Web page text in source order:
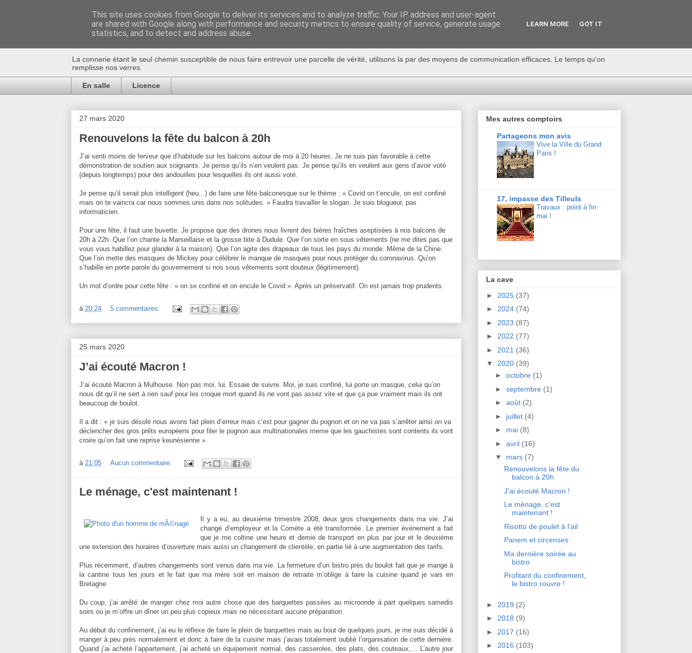
Au bistro !
La connerie étant le seul chemin susceptible de nous faire entrevoir une parcelle de vérité, utilisons la par des moyens de communication efficaces. Le temps qu'on
remplisse nos verres.
En salle Licence
27 mars 2020
Renouvelons la fête du balcon à 20h
J’ai senti moins de ferveur que d’habitude sur les balcons autour de moi à 20 heures. Je ne suis pas favorable à cette
démonstration de soutien aux soignants. Je pense qu’ils n’en veulent pas. Je pense qu’ils en veulent aux gens d’avoir voté
(depuis longtemps) pour des andouilles pour lesquelles ils ont aussi voté.
Je pense qu’il serait plus intelligent (heu...) de faire une fête balconesque sur le thème : « Covid on t’encule, on est confiné
mais on te vaincra car nous sommes unis dans nos solitudes. » Faudra travailler le slogan. Je suis blogueur, pas
informaticien.
Pour une fête, il faut une buvette. Je propose que des drones nous livrent des bières fraîches aseptisées à nos balcons de
20h à 22h. Que l’on chante la Marseillaise et la grosse bite à Dudule. Que l’on sorte en sous vêtements (ne me dites pas que
vous vous habillez pour glander à la maison). Que l’on agite des drapeaux de tous les pays du monde. Même de la Chine.
Que l’on mette des masques de Mickey pour célébrer le manque de masques pour nous protéger du coronavirus. Qu’on
s’habille en porte parole du gouvernement si nos sous vêtements sont douteux (légitimement).
Un mot d’ordre pour cette fête : « on se confiné et on encule le Covid ». Après un préservatif. On est jamais trop prudents.
à 20:24 5 commentaires:
25 mars 2020
J’ai écouté Macron !
J’ai écouté Macron à Mulhouse. Non pas moi, lui. Essaie de suivre. Moi, je suis confiné, lui porte un masque, celui qu’on
nous dit qu’il ne sert à rien sauf pour les croque mort quand ils ne vont pas assez vite et que ça pue vraiment mais ils ont
beaucoup de boulot.
Il a dit : « je suis désolé nous avons fait plein d’erreur mais c’est pour gagner du pognon et on ne va pas s’arrêter ainsi on va
déclencher des gros prêts européens pour filer le pognon aux multinationales meme que les gauchistes sont contents ils vont
croire qu’on fait une reprise keunésienne ».
à 21:05 Aucun commentaire:
Le ménage, c'est maintenant !
Il y a eu, au deuxième trimestre 2008, deux gros changements dans ma vie. J’ai
changé d’employeur et la Comète a été transformée. Le premier événement a fait
que je me coltine une heure et demie de transport en plus par jour et le deuxième
une extension des horaires d’ouverture mais aussi un changement de clientèle, en partie lié à une augmentation des tarifs.
Plus récemment, d’autres changements sont venus dans ma vie. La fermeture d’un bistro près du boulot fait que je mange à
la cantine tous les jours et le fait que ma mère soit en maison de retraite m’oblige à faire la cuisine quand je vais en
Bretagne.
Du coup, j’ai arrêté de manger chez moi autre chose que des barquettes passées au microonde à part quelques samedis
soirs où je m’offre un dîner un peu plus copieux mais ne nécessitant aucune préparation.
Au début du confinement, j’ai eu le réflexe de faire le plein de barquettes mais au bout de quelques jours, je me suis décidé à
manger à peu près normalement et donc à faire de la cuisine mais j’avais totalement oublié l’organisation de cette dernière.
Quand j’ai acheté l’appartement, j’ai acheté un équipement normal, des casseroles, des plats, des couteaux,… L’autre jour
Mes autres comptoirs
Partageons mon avis
Vive la Ville du Grand
Paris !
17, impasse des Tilleuls
Travaux : point à fin
mai !
La cave
► 2025 (37)
► 2024 (74)
► 2023 (87)
► 2022 (77)
► 2021 (36)
▼ 2020 (39)
► octobre (1)
► septembre (1)
► août (2)
► juillet (4)
► mai (8)
► avril (16)
▼ mars (7)
Renouvelons la fête du
balcon à 20h
J’ai écouté Macron !
Le ménage, c'est
maintenant !
Risotto de poulet à l'ail
Panem et circenses
Ma dernière soirée au
bistro
Profitant du confinement,
le bistro rouvre !
► 2019 (2)
► 2018 (9)
► 2017 (16)
► 2016 (103)
This site uses cookies from Google to deliver its services and to analyze traffic. Your IP address and user-agent
are shared with Google along with performance and security metrics to ensure quality of service, generate usage
statistics, and to detect and address abuse.
LEARN MORE GOT IT